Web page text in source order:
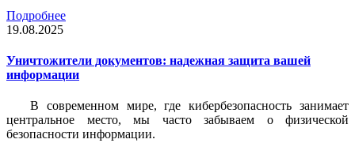
Подробнее
19.08.2025
Уничтожители документов: надежная защита вашей
информации
В современном мире, где кибербезопасность занимает
центральное место, мы часто забываем о физической
безопасности информации.